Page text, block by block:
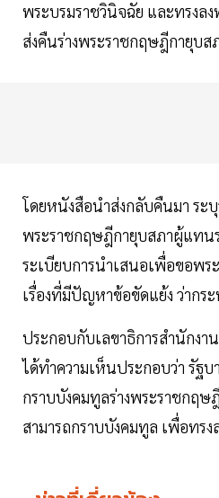
พระบรมราชวินิจฉัย และทรงล
ส่งคืนร่างพระราชกฤษฎีกายุบส
โดยหนังสือนำส่งกลับคืนมา ระบุ
พระราชกฤษฎีกายุบสภาผู้แทน
ระเบียบการนำเสนอเพื่อขอพ
เรื่องที่มีปัญหาข้อขัดแย้ง ว่ากร
ประกอบกับเลขาธิการสำนักง
ได้ทำความเห็นประกอบว่า รัฐบ
กราบบังคมทูลร่างพระราชกฤษ
สามารถกราบบังคมทูล เพื่อทร